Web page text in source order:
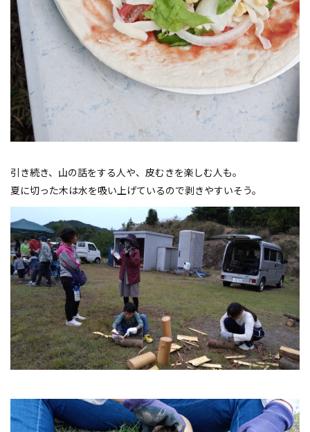
引き続き、山の話をする人や、皮むきを楽しむ人も。
夏に切った木は水を吸い上げているので剥きやすいそう。